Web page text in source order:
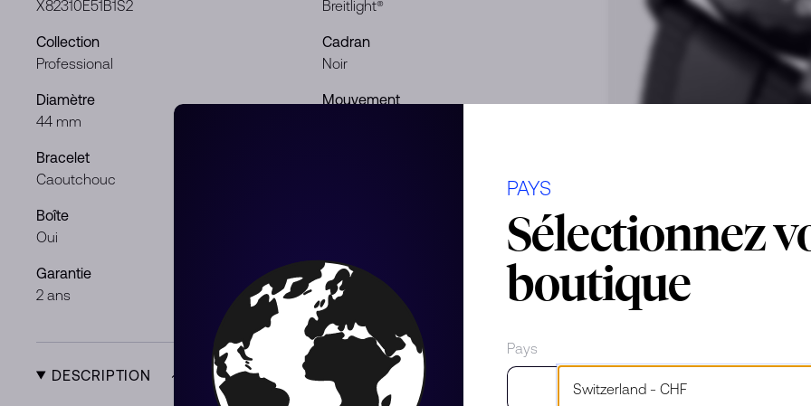
X82310E51B1S2 Breitlight®
Collection
Professional
Cadran
Noir
Diamètre
44 mm
Mouvement
Bracelet
Caoutchouc
Boîte
Oui
Garantie
2 ans
Condition
Neuf
DESCRIPTION
PAYS
Sélectionnez
boutique
Pays